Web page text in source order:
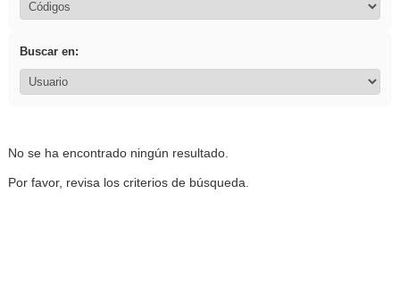
Buscar en:
No se ha encontrado ningún resultado.
Por favor, revisa los criterios de búsqueda.